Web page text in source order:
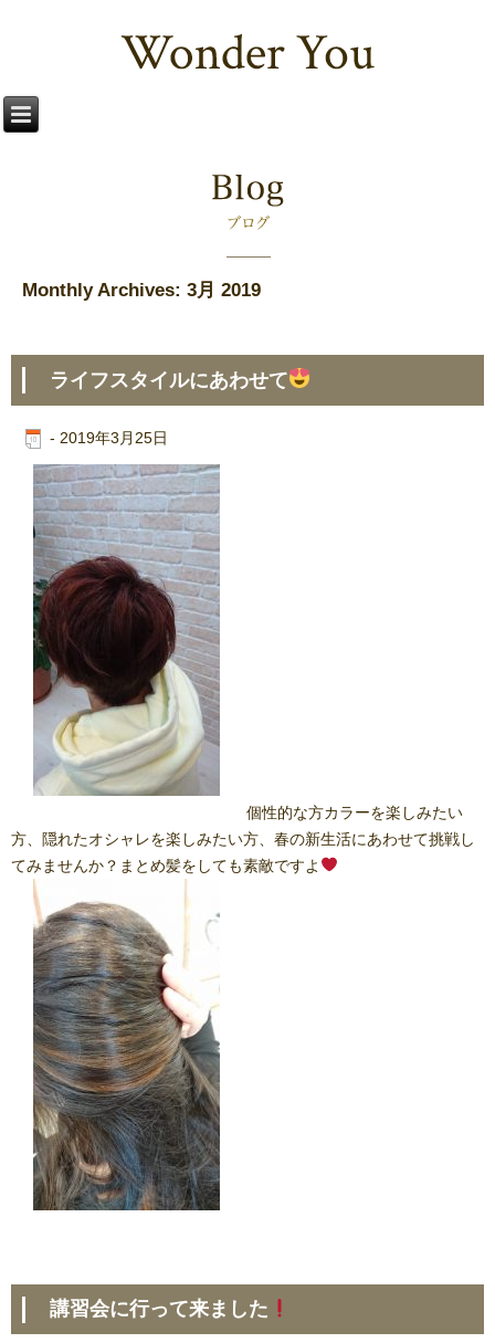
Monthly Archives: 3月 2019
ライフスタイルにあわせて
- 2019年3月25日
個性的な方カラーを楽しみたい
方、隠れたオシャレを楽しみたい方、春の新生活にあわせて挑戦し
てみませんか？まとめ髪をしても素敵ですよ
講習会に行って来ました